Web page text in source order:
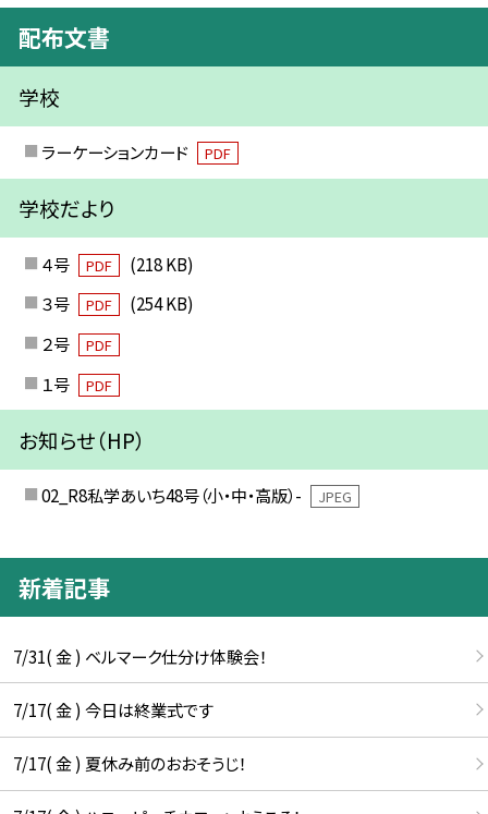
配布文書
学校
ラーケーションカード PDF
学校だより
４号 PDF
(218 KB)
３号
PDF
(254 KB)
２号
PDF
１号 PDF
お知らせ（HP）
02_R8私学あいち48号（小・中・高版）- JPEG
新着記事
7/31( 金 ) ベルマーク仕分け体験会！
7/17( 金 ) 今日は終業式です
7/17( 金 ) 夏休み前のおおそうじ！